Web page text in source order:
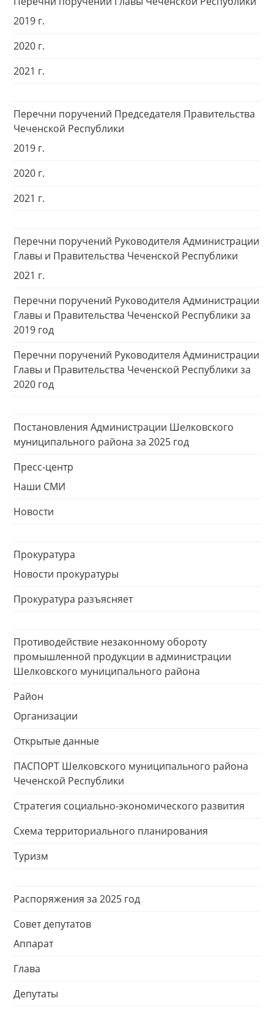
2019 г.
2020 г.
2021 г.
Перечни поручений Председателя Правительства
Чеченской Республики
2019 г.
2020 г.
2021 г.
Перечни поручений Руководителя Администрации
Главы и Правительства Чеченской Республики
2021 г.
Перечни поручений Руководителя Администрации
Главы и Правительства Чеченской Республики за
2019 год
Перечни поручений Руководителя Администрации
Главы и Правительства Чеченской Республики за
2020 год
Постановления Администрации Шелковского
муниципального района за 2025 год
Пресс-центр
Наши СМИ
Новости
Прокуратура
Новости прокуратуры
Прокуратура разъясняет
Противодействие незаконному обороту
промышленной продукции в администрации
Шелковского муниципального района
Район
Организации
Открытые данные
ПАСПОРТ Шелковского муниципального района
Чеченской Республики
Стратегия социально-экономического развития
Схема территориального планирования
Туризм
Распоряжения за 2025 год
Совет депутатов
Аппарат
Глава
Депутаты